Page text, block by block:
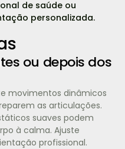
de saúde ou
personalizada.
ou depois dos
movimentos dinâmicos
as articulações.
suaves podem
à calma. Ajuste
profissional.